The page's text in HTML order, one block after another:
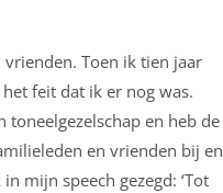
Toen ik tien jaar
feit dat ik er nog was.
toneelgezelschap en heb de
en vrienden bij en
mijn speech gezegd: ‘Tot